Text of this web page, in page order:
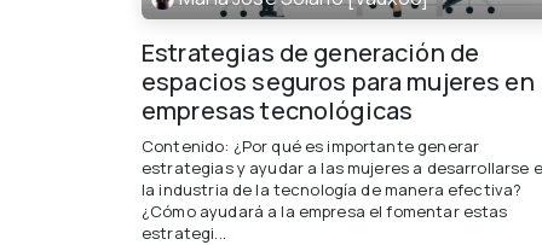
Estrategias de generación de
espacios seguros para mujeres en
empresas tecnológicas
Contenido: ¿Por qué es importante generar
estrategias y ayudar a las mujeres a desarrollarse
la industria de la tecnología de manera efectiva?
¿Cómo ayudará a la empresa el fomentar estas
estrategi...